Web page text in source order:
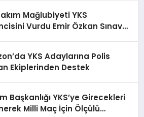
Mağlubiyeti YKS
Vurdu Emir Özkan Sınava
YKS Adaylarına Polis
Ekiplerinden Destek
Başkanlığı YKS’ye Girecekleri
Milli Maç İçin Ölçülü